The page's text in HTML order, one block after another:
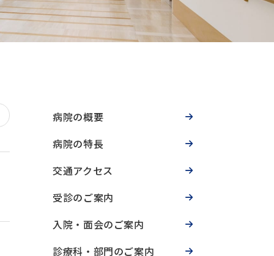
病院の概要
病院の特長
交通アクセス
受診のご案内
入院・面会のご案内
診療科・部門のご案内